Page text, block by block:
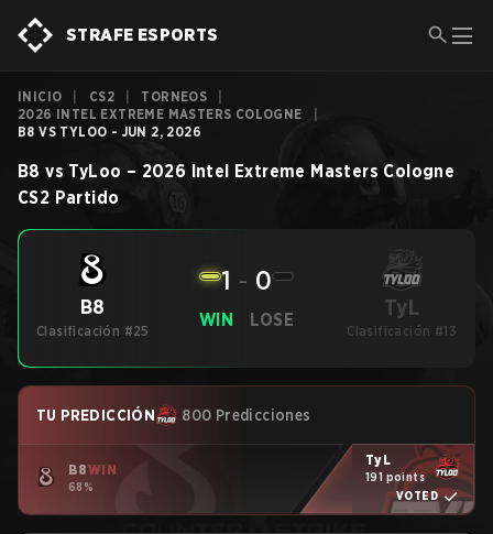
STRAFE ESPORTS
INICIO CS2 TORNEOS
2026 INTEL EXTREME MASTERS COLOGNE
B8 VS TYLOO - JUN 2, 2026
B8 vs TyLoo – 2026 Intel Extreme Masters Cologne
CS2 Partido
B8
Clasificación #25
WIN
1 - 0
LOSE TyL
Clasificación #13
TU PREDICCIÓN 800 Predicciones
B8WIN
68%
TyL
191 points
VOTED